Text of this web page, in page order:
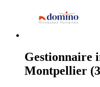
Gestionnaire
Montpellier